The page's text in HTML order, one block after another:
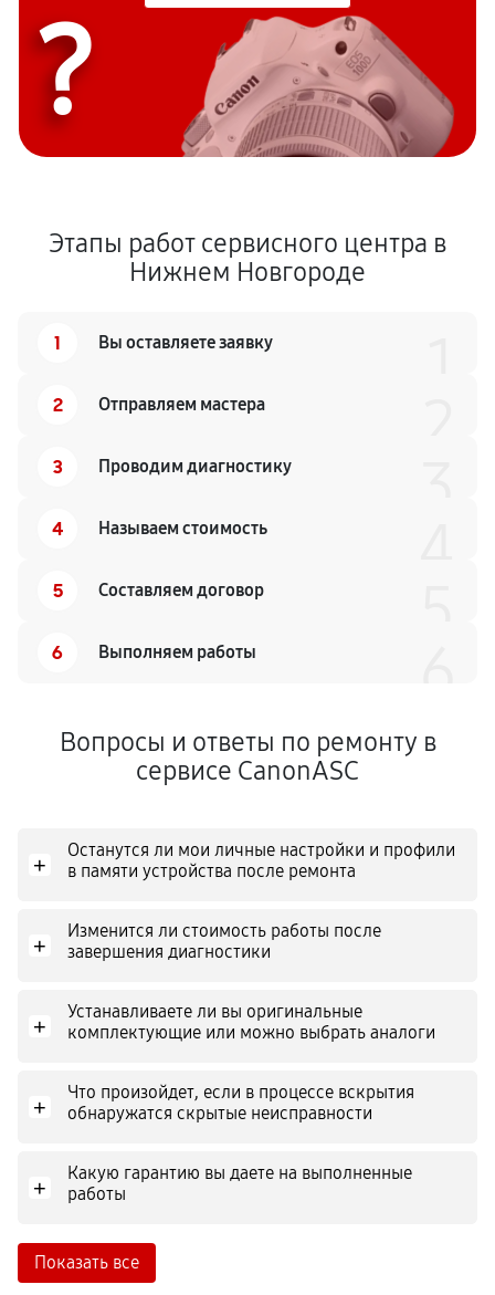
?
Этапы работ сервисного центра в
Нижнем Новгороде
1 Вы оставляете заявку
2 Отправляем мастера
3 Проводим диагностику
4 Называем стоимость
5 Составляем договор
6 Выполняем работы
Вопросы и ответы по ремонту в
сервисе CanonASC
+
Останутся ли мои личные настройки и профили
в памяти устройства после ремонта
+
Изменится ли стоимость работы после
завершения диагностики
+
Устанавливаете ли вы оригинальные
комплектующие или можно выбрать аналоги
+
Что произойдет, если в процессе вскрытия
обнаружатся скрытые неисправности
+
Какую гарантию вы даете на выполненные
работы
Показать все